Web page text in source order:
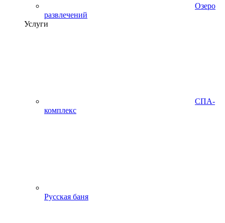
Озеро
развлечений
Услуги
СПА-
комплекс
Русская баня